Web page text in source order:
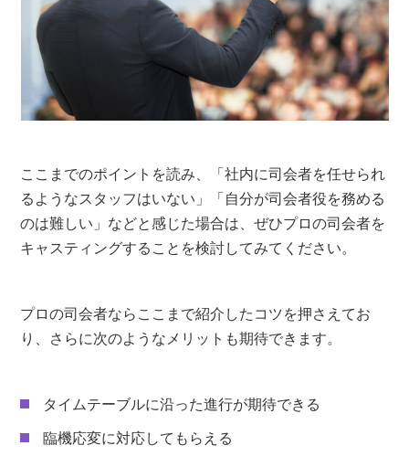
ここまでのポイントを読み、「社内に司会者を任せられ
るようなスタッフはいない」「自分が司会者役を務める
のは難しい」などと感じた場合は、ぜひプロの司会者を
キャスティングすることを検討してみてください。
プロの司会者ならここまで紹介したコツを押さえてお
り、さらに次のようなメリットも期待できます。
タイムテーブルに沿った進行が期待できる
臨機応変に対応してもらえる